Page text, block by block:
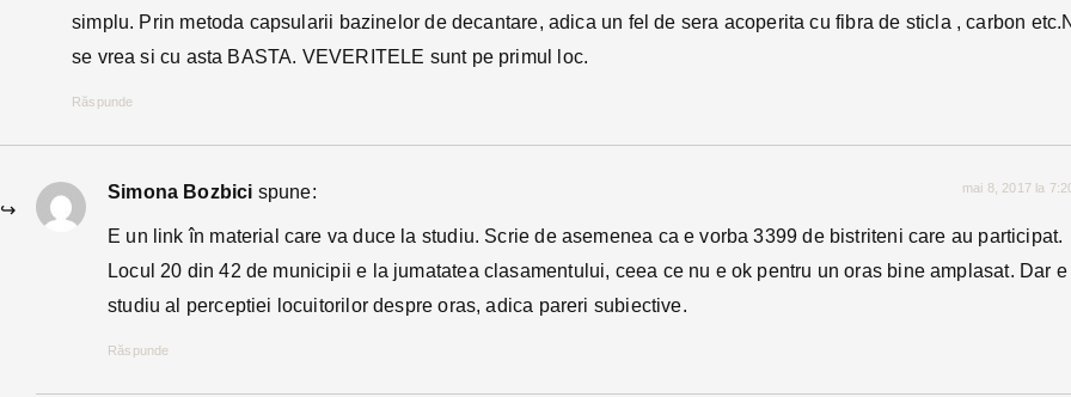
simplu. Prin metoda capsularii bazinelor de decantare, adica un fel de sera acoperita cu fibra de sticla , carbon
se vrea si cu asta BASTA. VEVERITELE sunt pe primul loc.
Răspunde
Simona Bozbici spune: mai 8, 2017 la
E un link în material care va duce la studiu. Scrie de asemenea ca e vorba 3399 de bistriteni care au participat.
Locul 20 din 42 de municipii e la jumatatea clasamentului, ceea ce nu e ok pentru un oras bine amplasat. Dar e
studiu al perceptiei locuitorilor despre oras, adica pareri subiective.
Răspunde